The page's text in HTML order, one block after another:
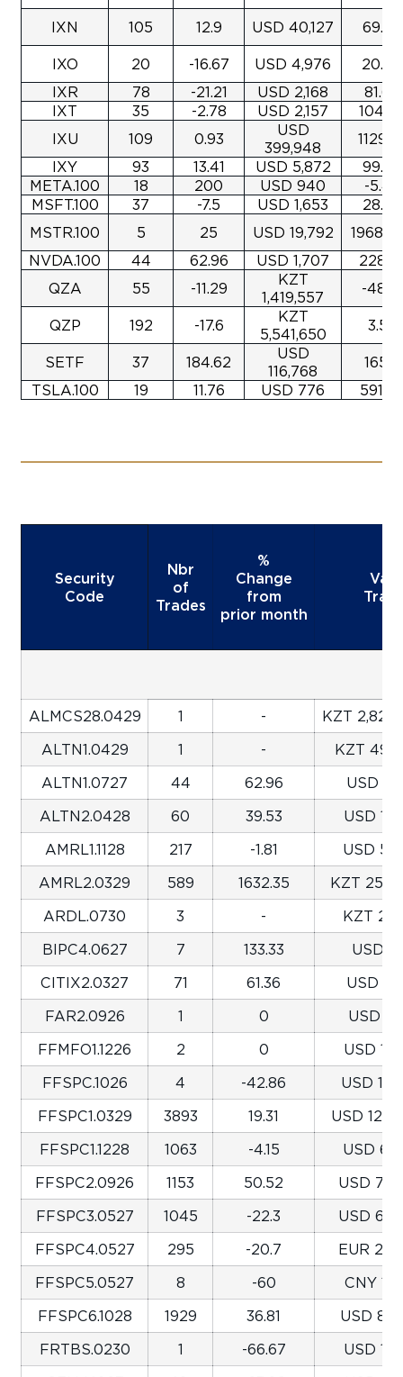
IXN 105 12.9 USD 40,127 69.59
IXO 20 -16.67 USD 4,976
20.05
IXR
78 -21.21 USD 2,168
81.69
IXT
35 -2.78 USD 2,157
IXU
109 0.93
USD
399,948
IXY
93 13.41 USD 5,872
99.29
META.100
18 200 USD 940
-5.43
MSFT.100
37 -7.5 USD 1,653
28.87
MSTR.100
5 25 USD 19,792
NVDA.100
44 62.96 USD 1,707
QZA
55 -11.29
KZT
1,419,557
-48.18
QZP 192 -17.6
KZT
5,541,650
3.52
SETF 37 184.62
USD
116,768
165.2
TSLA.100
19 11.76 USD 776
Security
Code
Nbr
of
Trades
%
Change
from
prior month
ALMCS28.0429 1 -
KZT
ALTN1.0429
1 -
KZT
ALTN1.0727
44 62.96
USD
ALTN2.0428
60 39.53
USD
AMRL1.1128
217 -1.81
USD
AMRL2.0329
589 1632.35
KZT
ARDL.0730
3 -
KZT
BIPC4.0627
7 133.33
USD
CITIX2.0327
71 61.36
USD
FAR2.0926
1 0
USD
FFMFO1.1226
2 0
USD
FFSPC.1026
4 -42.86
USD
FFSPC1.0329
3893 19.31
USD
FFSPC1.1228
1063 -4.15
USD
FFSPC2.0926
1153 50.52
USD
FFSPC3.0527
1045 -22.3
USD
FFSPC4.0527
295 -20.7
EUR
FFSPC5.0527
8 -60
CNY
FFSPC6.1028
1929 36.81
USD
FRTBS.0230
1 -66.67
USD